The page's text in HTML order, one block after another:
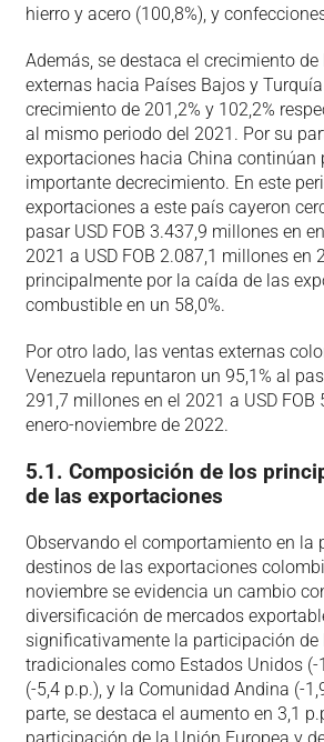
hierro y acero (100,8%), y
Además, se destaca el crecimiento
externas hacia Países Bajos y
crecimiento de 201,2% y 102,2%
al mismo periodo del 2021. Por su
exportaciones hacia China continúan
importante decrecimiento. En este
exportaciones a este país cayeron
pasar USD FOB 3.437,9 millones en
2021 a USD FOB 2.087,1 millones en
principalmente por la caída de las
combustible en un 58,0%.
Por otro lado, las ventas externas
Venezuela repuntaron un 95,1% al
291,7 millones en el 2021 a USD FOB
enero-noviembre de 2022.
5.1. Composición de los
de las exportaciones
Observando el comportamiento en la
destinos de las exportaciones
noviembre se evidencia un cambio
diversificación de mercados
significativamente la participación de
tradicionales como Estados Unidos (-
(-5,4 p.p.), y la Comunidad Andina (-
parte, se destaca el aumento en 3,1
participación de la Unión Europea y